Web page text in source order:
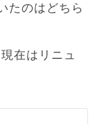
たのはどちら
在はリニュ